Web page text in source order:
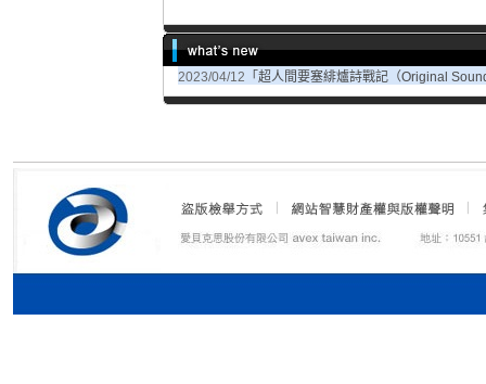
2023/04/12 「超人間要塞緋爐詩戰記（Original